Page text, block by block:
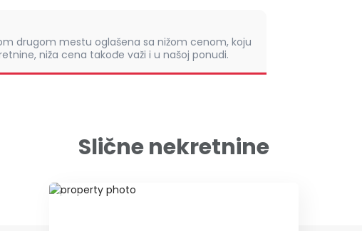
drugom mestu oglašena sa nižom cenom, koju
niža cena takođe važi i u našoj ponudi.
Slične nekretnine
ID 76673